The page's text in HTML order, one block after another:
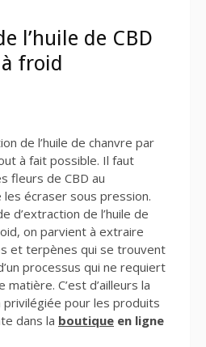
l’huile de CBD
froid
de l’huile de chanvre par
à fait possible. Il faut
fleurs de CBD au
écraser sous pression.
d’extraction de l’huile de
on parvient à extraire
et terpènes qui se trouvent
processus qui ne requiert
C’est d’ailleurs la
pour les produits
dans la boutique en ligne